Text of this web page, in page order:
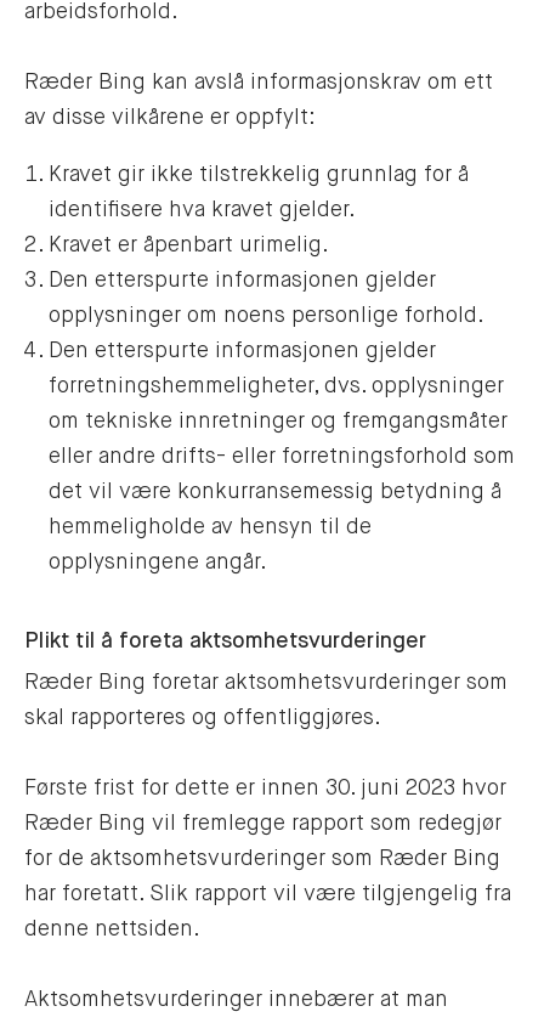
arbeidsforhold.
Ræder Bing kan avslå informasjonskrav om ett
av disse vilkårene er oppfylt:
Kravet gir ikke tilstrekkelig grunnlag for å
identifisere hva kravet gjelder.
Kravet er åpenbart urimelig.
Den etterspurte informasjonen gjelder
opplysninger om noens personlige forhold.
Den etterspurte informasjonen gjelder
forretningshemmeligheter, dvs. opplysninger
om tekniske innretninger og fremgangsmåter
eller andre drifts- eller forretningsforhold som
det vil være konkurransemessig betydning å
hemmeligholde av hensyn til de
opplysningene angår.
Plikt til å foreta aktsomhetsvurderinger
Ræder Bing foretar aktsomhetsvurderinger som
skal rapporteres og offentliggjøres.
Første frist for dette er innen 30. juni 2023 hvor
Ræder Bing vil fremlegge rapport som redegjør
for de aktsomhetsvurderinger som Ræder Bing
har foretatt. Slik rapport vil være tilgjengelig fra
denne nettsiden.
Aktsomhetsvurderinger innebærer at man